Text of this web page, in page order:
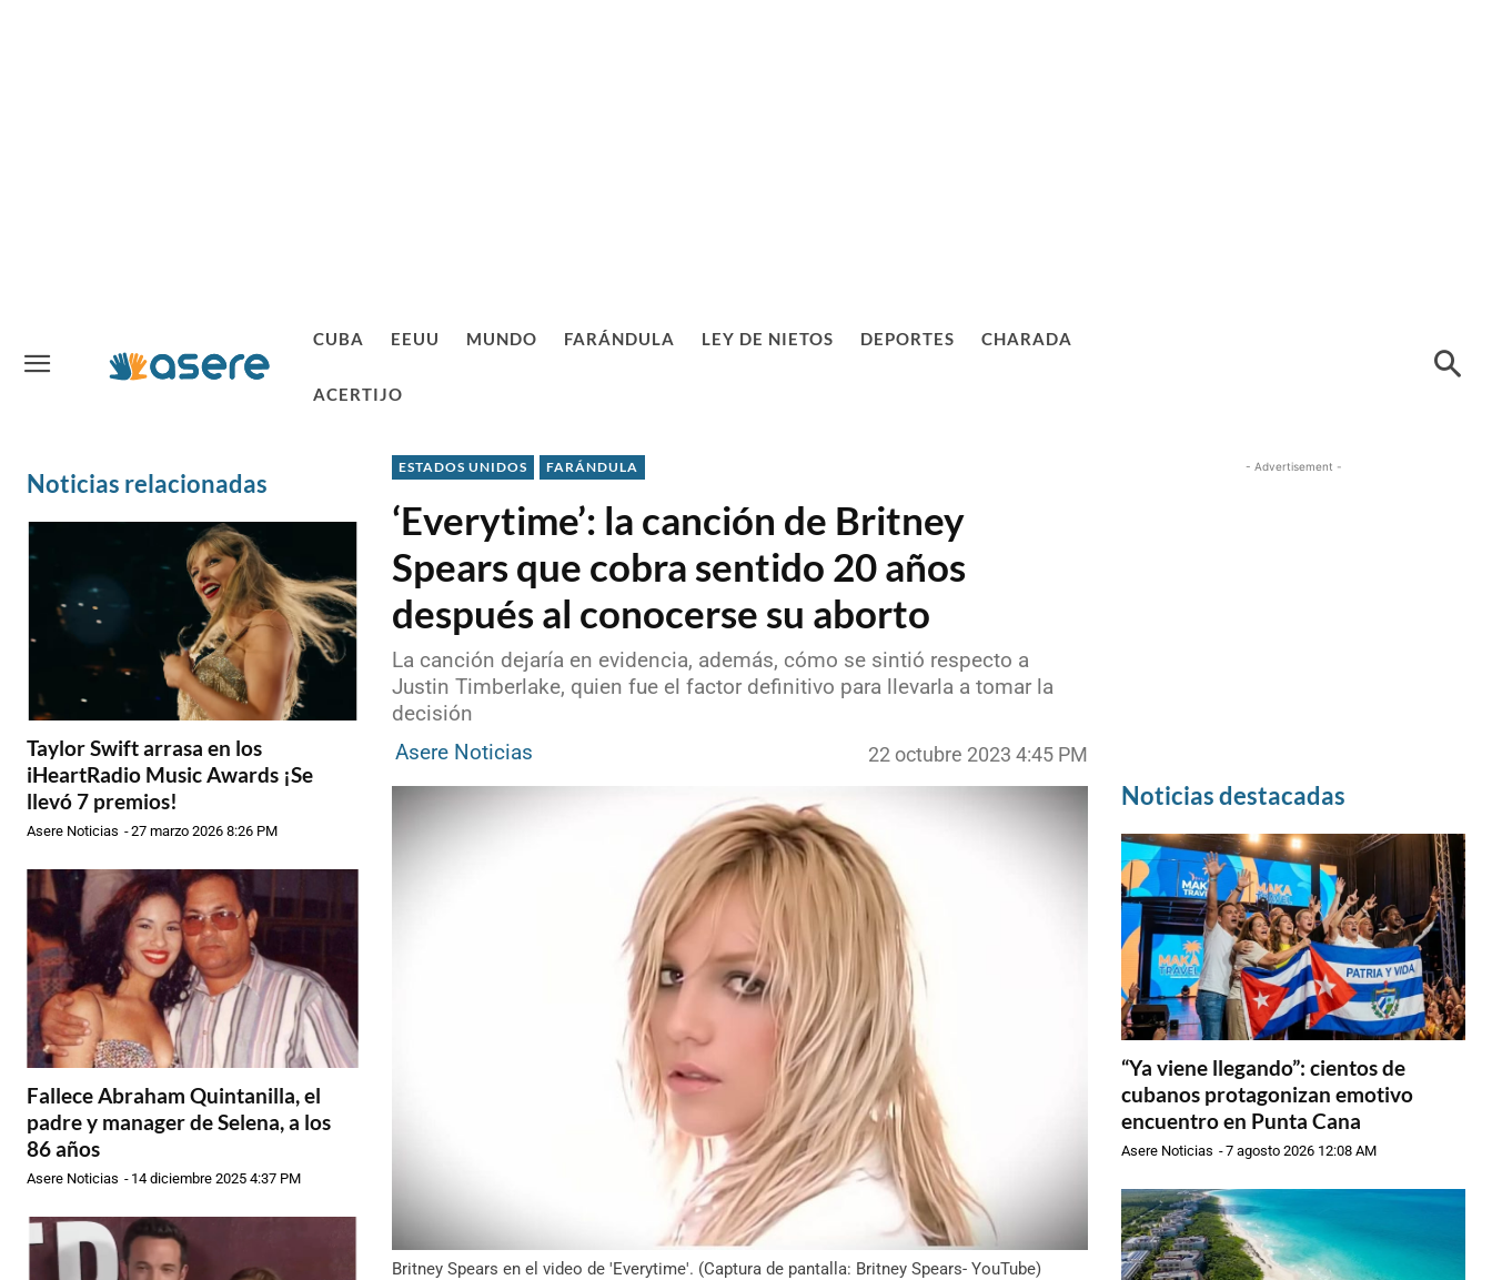
CUBA EEUU MUNDO FARÁNDULA LEY DE NIETOS DEPORTES CHARADA
ACERTIJO
Noticias relacionadas
Taylor Swift arrasa en los
iHeartRadio Music Awards ¡Se
llevó 7 premios!
Asere Noticias -27 marzo 2026 8:26 PM
Fallece Abraham Quintanilla, el
padre y manager de Selena, a los
86 años
Asere Noticias - 14 diciembre 2025 4:37 PM
ESTADOS UNIDOS FARÁNDULA
‘Everytime’: la canción de Britney
Spears que cobra sentido 20 años
después al conocerse su aborto
La canción dejaría en evidencia, además, cómo se sintió respecto a
Justin Timberlake, quien fue el factor definitivo para llevarla a tomar la
decisión
Asere Noticias
22 octubre 2023 4:45 PM
Britney Spears en el video de 'Everytime'. (Captura de pantalla: Britney Spears- YouTube)
- Advertisement -
Noticias destacadas
“Ya viene llegando”: cientos de
cubanos protagonizan emotivo
encuentro en Punta Cana
Asere Noticias -7 agosto 2026 12:08 AM